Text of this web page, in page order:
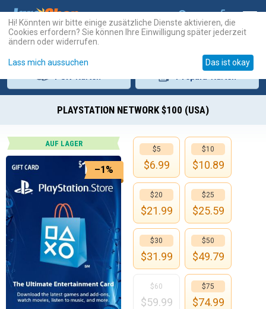
PLAYSTATION NETWORK $100 (USA)
AUF LAGER
–1%
$5
$6.99
$10
$10.89
$20
$21.99
$25
$25.59
$30
$31.99
$50
$49.79
$60
$59.99
$75
$74.99
Hi! Könnten wir bitte einige zusätzliche Dienste aktivieren, die
Cookies erfordern? Sie können Ihre Einwilligung später jederzeit
ändern oder widerrufen.
Lass mich aussuchen Das ist okay